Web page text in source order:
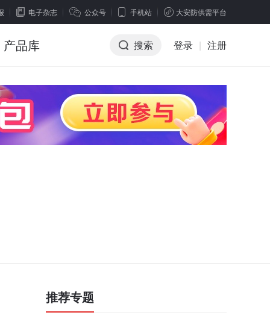
电子杂志 公众号 手机站 大安防供需平台
产品库 搜索 登录 | 注册
推荐专题